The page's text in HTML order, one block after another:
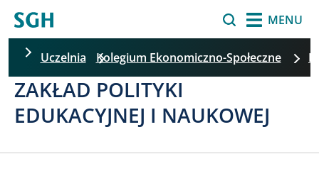
MENU
Uczelnia Kolegium Ekonomiczno-Społeczne
Pomiń filtrowanie
ZAKŁAD POLITYKI
EDUKACYJNEJ I NAUKOWEJ